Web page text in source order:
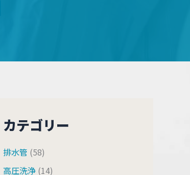
カテゴリー
排水管 (58)
高圧洗浄 (14)